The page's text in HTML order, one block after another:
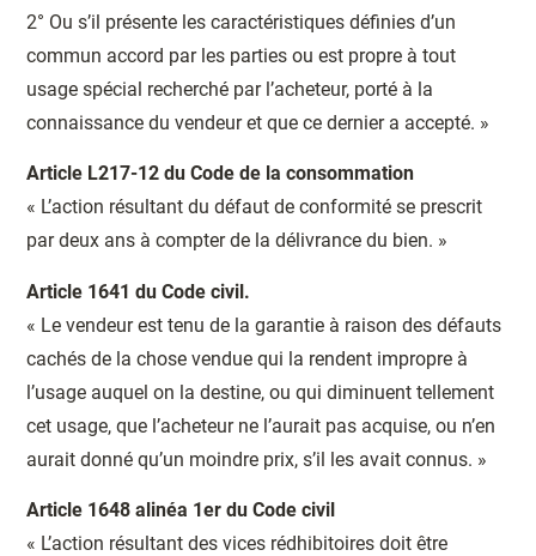
2° Ou s’il présente les caractéristiques définies d’un
commun accord par les parties ou est propre à tout
usage spécial recherché par l’acheteur, porté à la
connaissance du vendeur et que ce dernier a accepté. »
Article L217-12 du Code de la consommation
« L’action résultant du défaut de conformité se prescrit
par deux ans à compter de la délivrance du bien. »
Article 1641 du Code civil.
« Le vendeur est tenu de la garantie à raison des défauts
cachés de la chose vendue qui la rendent impropre à
l’usage auquel on la destine, ou qui diminuent tellement
cet usage, que l’acheteur ne l’aurait pas acquise, ou n’en
aurait donné qu’un moindre prix, s’il les avait connus. »
Article 1648 alinéa 1er du Code civil
« L’action résultant des vices rédhibitoires doit être